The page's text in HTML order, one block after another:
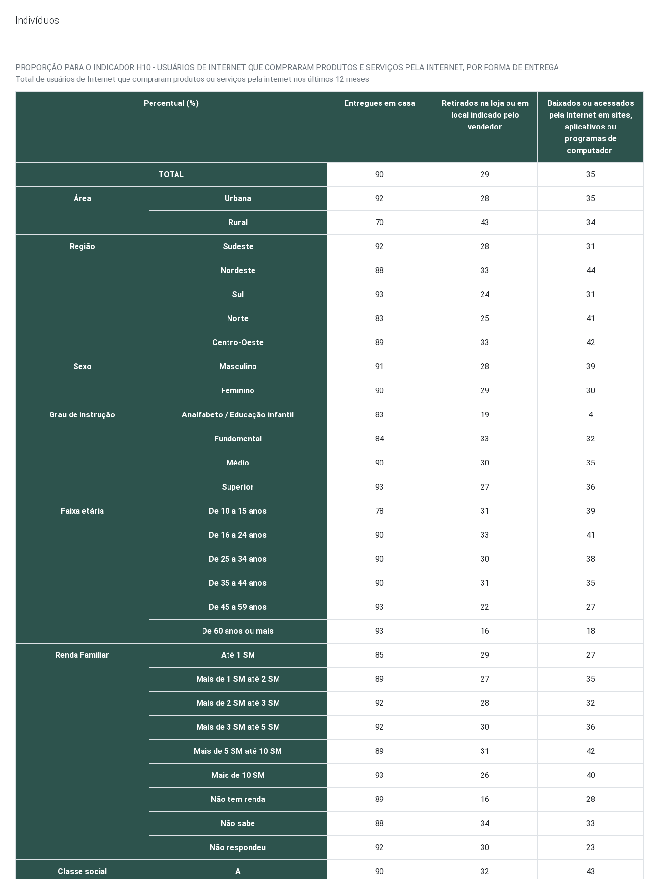
Indivíduos
PROPORÇÃO PARA O INDICADOR H10 - USUÁRIOS DE INTERNET QUE COMPRARAM PRODUTOS E SERVIÇOS PELA INTERNET, POR FORMA DE ENTREGA
Total de usuários de Internet que compraram produtos ou serviços pela internet nos últimos 12 meses
Percentual (%) Entregues em casa
Retirados na loja ou em
local indicado pelo
vendedor
Baixados ou acessados
pela Internet em sites,
aplicativos ou
programas de
computador
TOTAL 90 29 35
Área Urbana 92 28 35
Rural 70 43 34
Região Sudeste 92 28 31
Nordeste 88 33 44
Sul 93 24 31
Norte 83 25 41
Centro-Oeste 89 33 42
Sexo Masculino 91 28 39
Feminino 90 29 30
Grau de instrução Analfabeto / Educação infantil 83 19 4
Fundamental 84 33 32
Médio 90 30 35
Superior 93 27 36
Faixa etária De 10 a 15 anos 78 31 39
De 16 a 24 anos 90 33 41
De 25 a 34 anos 90 30 38
De 35 a 44 anos 90 31 35
De 45 a 59 anos 93 22 27
De 60 anos ou mais 93 16 18
Renda Familiar Até 1 SM 85 29 27
Mais de 1 SM até 2 SM 89 27 35
Mais de 2 SM até 3 SM 92 28 32
Mais de 3 SM até 5 SM 92 30 36
Mais de 5 SM até 10 SM 89 31 42
Mais de 10 SM 93 26 40
Não tem renda 89 16 28
Não sabe 88 34 33
Não respondeu 92 30 23
Classe social A 90 32 43